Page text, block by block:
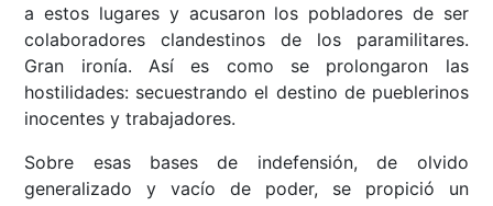
a estos lugares y acusaron los pobladores de ser
colaboradores clandestinos de los paramilitares.
Gran ironía. Así es como se prolongaron las
hostilidades: secuestrando el destino de pueblerinos
inocentes y trabajadores.
Sobre esas bases de indefensión, de olvido
generalizado y vacío de poder, se propició un